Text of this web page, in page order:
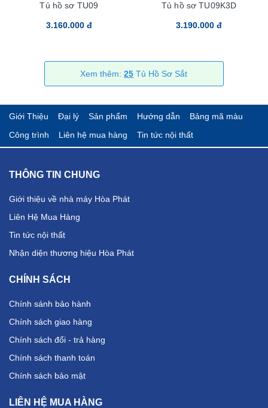
Tủ hồ sơ TU09
3.160.000 đ
Tủ hồ sơ TU09K3D
3.190.000 đ
Xem thêm:25 Tủ Hồ Sơ Sắt
Giới Thiệu Đại lý Sản phẩm Hướng dẫn
Bảng mã màu
Công trình
Liên hệ mua hàng Tin tức nội thất
THÔNG TIN CHUNG
Giới thiệu về nhà máy Hòa Phát
Liên Hệ Mua Hàng
Tin tức nội thất
Nhận diện thương hiệu Hòa Phát
CHÍNH SÁCH
Chính sánh bảo hành
Chính sách giao hàng
Chính sách đổi - trả hàng
Chính sách thanh toán
Chính sách bảo mật
LIÊN HỆ MUA HÀNG